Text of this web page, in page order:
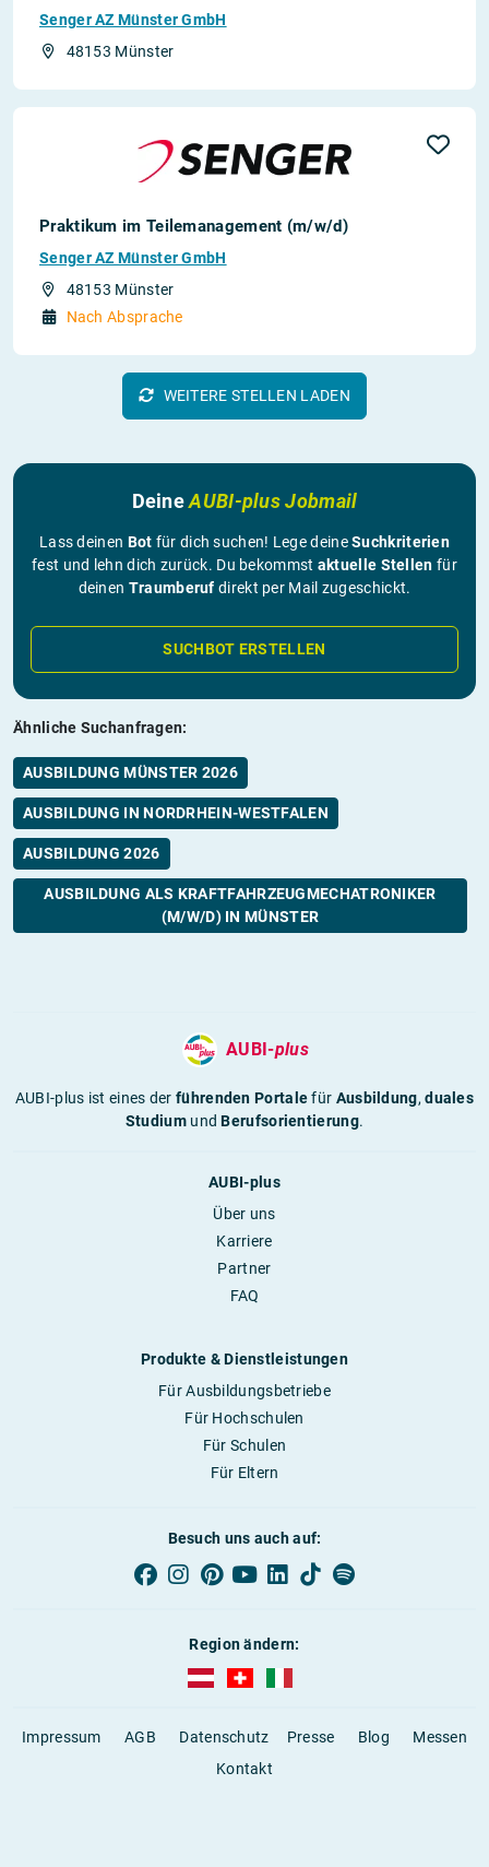
Senger AZ Münster GmbH
48153 Münster
Praktikum im Teilemanagement (m/w/d)
Senger AZ Münster GmbH
48153 Münster
Nach Absprache
WEITERE STELLEN LADEN
DeineAUBI-plus Jobmail
Lass deinen Bot für dich suchen! Lege deineSuchkriterien
fest und lehn dich zurück. Du bekommst aktuelle Stellen für
deinen Traumberuf direkt per Mail zugeschickt.
SUCHBOT ERSTELLEN
Ähnliche Suchanfragen:
AUSBILDUNG MÜNSTER 2026
AUSBILDUNG IN NORDRHEIN-WESTFALEN
AUSBILDUNG 2026
AUSBILDUNG ALS KRAFTFAHRZEUGMECHATRONIKER
(M/W/D) IN MÜNSTER
AUBI-plus
AUBI-plus ist eines derführenden Portalefür Ausbildung,duales
StudiumundBerufsorientierung.
AUBI-plus
Über uns
Karriere
Partner
FAQ
Produkte & Dienstleistungen
Für Ausbildungsbetriebe
Für Hochschulen
Für Schulen
Für Eltern
Besuch uns auch auf:
Region ändern:
AUBI-plus Österreich (deutsch)
Impressum AGB Datenschutz Presse Blog
Messen
Kontakt